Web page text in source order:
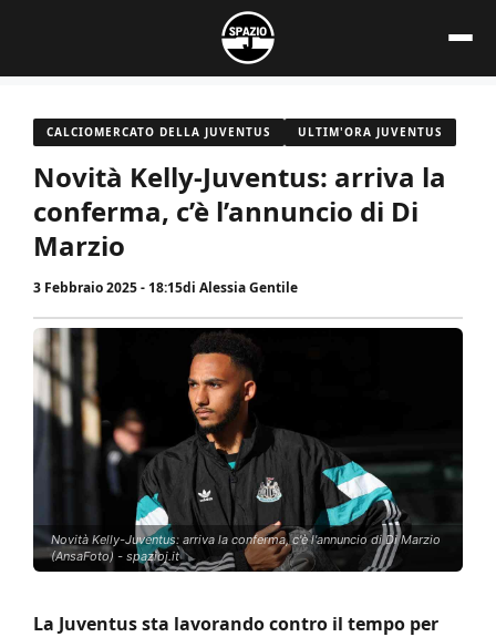
contenuto
CALCIOMERCATO DELLA JUVENTUS ULTIM'ORA JUVENTUS
Novità Kelly-Juventus: arriva la
conferma, c’è l’annuncio di Di
Marzio
3 Febbraio 2025 - 18:15di Alessia Gentile
Novità Kelly-Juventus: arriva la conferma, c'è l'annuncio di Di Marzio
(AnsaFoto) - spazioj.it
La Juventus sta lavorando contro il tempo per